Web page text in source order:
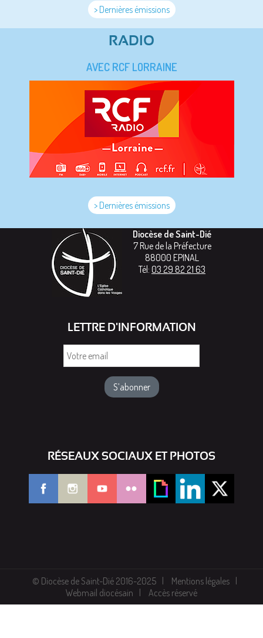
> Dernières émissions
RADIO
AVEC RCF LORRAINE
> Dernières émissions
Diocèse de Saint-Dié
7 Rue de la Préfecture
88000 EPINAL
Tél: 03 29 82 21 63
LETTRE D'INFORMATION
RÉSEAUX SOCIAUX ET PHOTOS
© Diocèse de Saint-Dié 2016-2025
Mentions légales
Webmail diocésain
Accès réservé